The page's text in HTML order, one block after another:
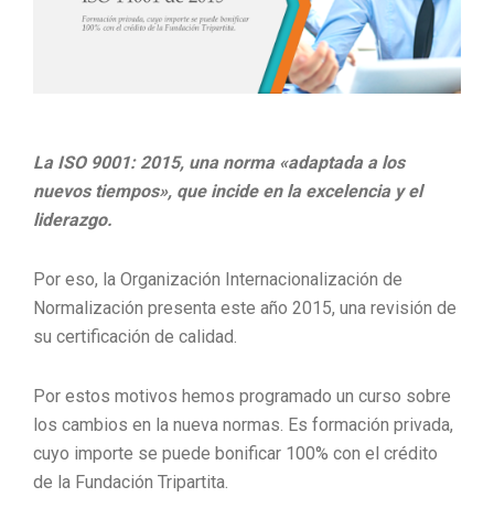
La ISO 9001: 2015, una norma «adaptada a los
nuevos tiempos», que incide en la excelencia y el
liderazgo.
Por eso, la Organización Internacionalización de
Normalización presenta este año 2015, una revisión de
su certificación de calidad.
Por estos motivos hemos programado un curso sobre
los cambios en la nueva normas. Es formación privada,
cuyo importe se puede bonificar 100% con el crédito
de la Fundación Tripartita.